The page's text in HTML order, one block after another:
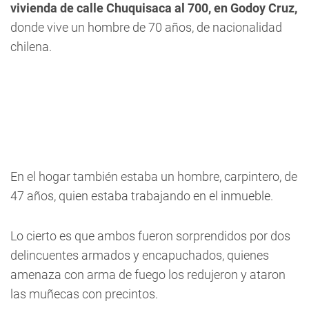
vivienda de calle Chuquisaca al 700, en Godoy Cruz,
donde vive un hombre de 70 años, de nacionalidad
chilena.
En el hogar también estaba un hombre, carpintero, de
47 años, quien estaba trabajando en el inmueble.
Lo cierto es que ambos fueron sorprendidos por dos
delincuentes armados y encapuchados, quienes
amenaza con arma de fuego los redujeron y ataron
las muñecas con precintos.